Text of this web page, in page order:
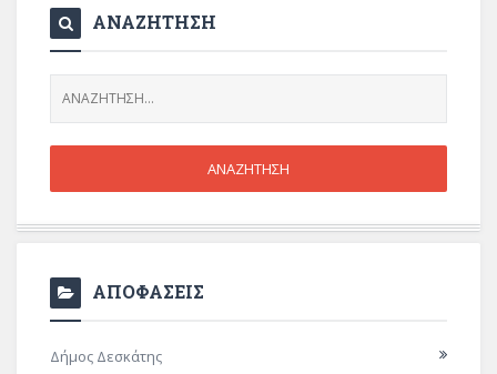
ΑΝΑΖΗΤΗΣΗ
ΑΠΟΦΑΣΕΙΣ
Δήμος Δεσκάτης